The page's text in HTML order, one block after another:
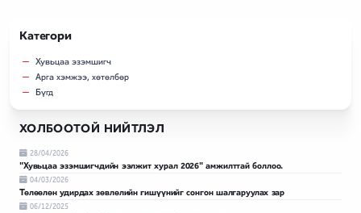
Категори
Хувьцаа эзэмшигч
Арга хэмжээ, хөтөлбөр
Бүгд
ХОЛБООТОЙ НИЙТЛЭЛ
28/04/2026
"Хувьцаа эзэмшигчдийн ээлжит хурал 2026" амжилттай боллоо.
04/03/2026
Төлөөлөн удирдах зөвлөлийн гишүүнийг сонгон шалгаруулах зар
06/12/2025